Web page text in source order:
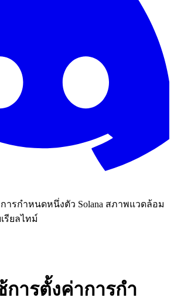
ารกําหนดหนึ่งตัว Solana สภาพแวดล้อม
รียลไทม์
การตั้งค่าการกํา